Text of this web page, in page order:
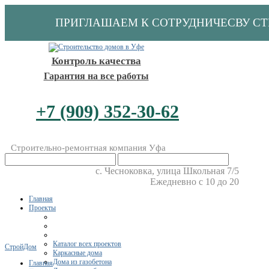
ПРИГЛАШАЕМ К СОТРУДНИЧЕСВУ
Контроль качества
Гарантия на все работы
+7 (909) 352-30-62
Строительно-ремонтная компания Уфа
​с. Чесноковка, улица Школьная 7/5
Ежедневно с 10 до 20
Главная
Проекты
Каталог всех проектов
Каркасные дома
Дома из газобетона
СтройДом
Главная